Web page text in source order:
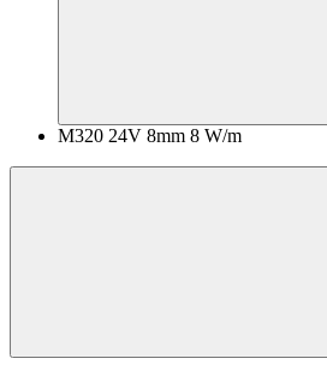
M320 24V 8mm 8 W/m